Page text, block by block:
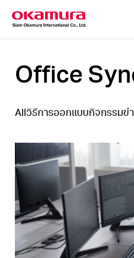
Office
Allวิธีการออกแบบกิจกรรมข่